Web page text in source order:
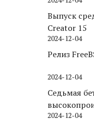
Выпуск
Creator 15
2024-12-04
Релиз
2024-12-04
Седьмая
движка
2024-12-04